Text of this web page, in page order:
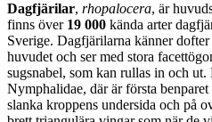
Dagfjärilar, rhopalocera, är
finns över 19 000 kända arter
Sverige. Dagfjärilarna känner
huvudet och ser med stora
sugsnabel, som kan rullas in och ut.
Nymphalidae, där är första
slanka kroppens undersida och på